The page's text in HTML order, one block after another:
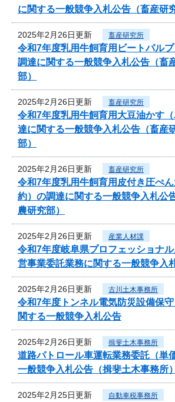
に関する一般競争入札公告（畜産研
2025年2月26日更新 畜産研究所
令和7年度乳用牛飼育用ビートパル
調達に関する一般競争入札公告（畜
部）
2025年2月26日更新 畜産研究所
令和7年度乳用牛飼育用大豆油かす
達に関する一般競争入札公告（畜産
部）
2025年2月26日更新 畜産研究所
令和7年度乳用牛飼育用皮付き圧ぺ
約）の調達に関する一般競争入札公
農研究部）
2025年2月26日更新 産業人材課
令和7年度岐阜県プロフェッショナ
営事業委託業務に関する一般競争入
2025年2月26日更新 古川土木事務所
令和7年度トンネル電気防災設備保
関する一般競争入札公告
2025年2月26日更新 揖斐土木事務所
道路パトロール車運転業務委託（単
一般競争入札公告（揖斐土木事務所）
2025年2月25日更新 自動車税事務所